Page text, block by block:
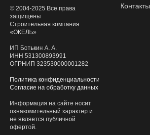
© 2004-2025 Все права
защищены
Строительная компания
«ОКЕЛЬ»
ИП Ботькин А. А.
ИНН 531300893991
ОГРНИП 323530000001282
Политика конфиденциальности
Согласие на обработку данных
Информация на сайте носит
ознакомительный характер и
не является публичной
офертой.
Контакты